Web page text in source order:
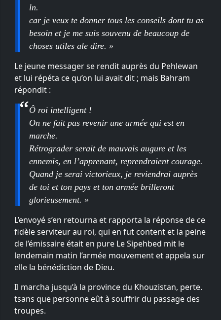
ln.
car je veux te donner tous les conseils dont tu as
besoin et je me suis souvenu de beaucoup de
choses utiles ale dire. »
Le jeune messager se rendit auprès du Pehlewan
et lui répéta ce qu’on lui avait dit ; mais Bahram
répondit :
Ô roi intelligent !
On ne fait pas revenir une armée qui est en
marche.
Rétrograder serait de mauvais augure et les
ennemis, en l’apprenant, reprendraient courage.
Quand je serai victorieux, je reviendrai auprès
de toi et ton pays et ton armée brilleront
glorieusement. »
L’envoyé s’en retourna et rapporta la réponse de ce
fidèle serviteur au roi, qui en fut content et la peine
de l’émissaire était en pure Le Sipehbed mit le
lendemain matin l’armée mouvement et appela sur
elle la bénédiction de Dieu.
Il marcha jusqu’à la province du Khouzistan, perte.
tsans que personne eût à souffrir du passage des
troupes.